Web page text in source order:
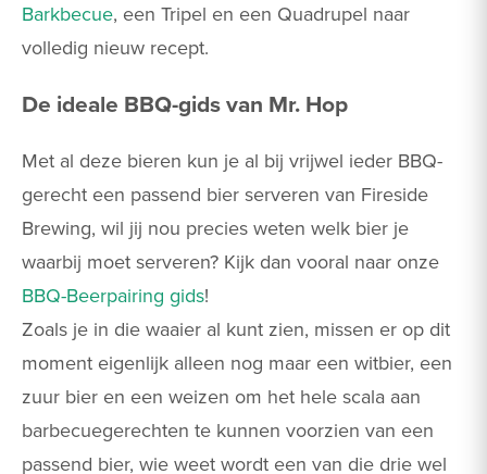
Barkbecue, een Tripel en een Quadrupel naar
volledig nieuw recept.
De ideale BBQ-gids van Mr. Hop
Met al deze bieren kun je al bij vrijwel ieder BBQ-
gerecht een passend bier serveren van Fireside
Brewing, wil jij nou precies weten welk bier je
waarbij moet serveren? Kijk dan vooral naar onze
BBQ-Beerpairing gids!
Zoals je in die waaier al kunt zien, missen er op dit
moment eigenlijk alleen nog maar een witbier, een
zuur bier en een weizen om het hele scala aan
barbecuegerechten te kunnen voorzien van een
passend bier, wie weet wordt een van die drie wel